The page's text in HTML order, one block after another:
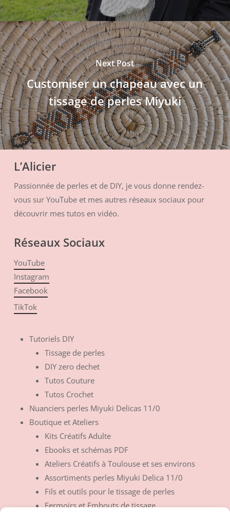
Next Post
Customiser un chapeau avec un
tissage de perles Miyuki
L’Alicier
Passionnée de perles et de DIY, je vous donne rendez-
vous sur YouTube et mes autres réseaux sociaux pour
découvrir mes tutos en vidéo.
Réseaux Sociaux
YouTube
Instagram
Facebook
TikTok
Tutoriels DIY
Tissage de perles
DIY zero dechet
Tutos Couture
Tutos Crochet
Nuanciers perles Miyuki Delicas 11/0
Boutique et Ateliers
Kits Créatifs Adulte
Ebooks et schémas PDF
Ateliers Créatifs à Toulouse et ses environs
Assortiments perles Miyuki Delica 11/0
Fils et outils pour le tissage de perles
Fermoirs et Embouts de tissage